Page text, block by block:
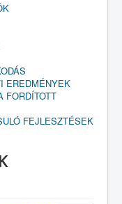
EREDMÉNYEK
FORDÍTOTT
FEJLESZTÉSEK